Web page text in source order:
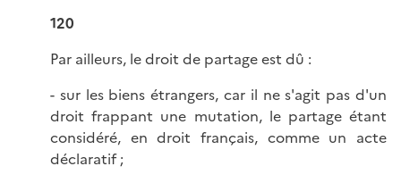
120
Par ailleurs, le droit de partage est dû :
- sur les biens étrangers, car il ne s'agit pas d'un
droit frappant une mutation, le partage étant
considéré, en droit français, comme un acte
déclaratif ;